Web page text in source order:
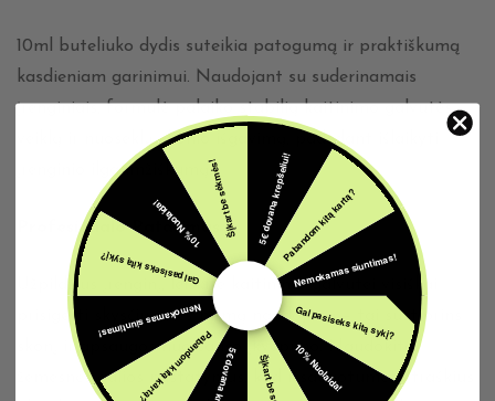
10ml buteliuko dydis suteikia patogumą ir praktiškumą
kasdieniam garinimui. Naudojant su suderinamais
įrenginiais, formulė palaiko stabilią kaitinimo galvutės
veiklą ir nuoseklų skonio išgavimą, padedant išlaikyti
įrenginio ilgaamžiškumą.
Profesionalo Patarimas
Užpildžius įrenginį, leiskite kaitinimo galvutei visiškai
prisigerti skysčiu prieš pirmą naudojimą – tai sustiprins
skonį ir apsaugos nuo sauso įkvepimo. Naudokite
žemesnės galios nustatymus, kad išsaugotumėte traškius
5€ dovana krepšeliui!Pabandom kitą kartą?
Nemokamas siuntimas!
Gal pasiseks kitą sykį?
10% Nuolaida!
Pabandom kitą kartą?
Nemokamas siuntimas!
Gal pasiseks kitą sykį?
10% Nuolaida!Šįkart be sėkmės!